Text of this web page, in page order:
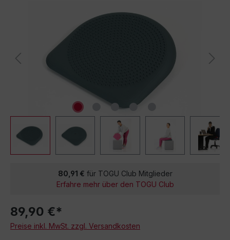
80,91 € für TOGU Club Mitglieder
Erfahre mehr über den TOGU Club
89,90 €*
Preise inkl. MwSt. zzgl. Versandkosten